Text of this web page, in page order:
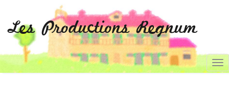
Les Productions Regnum
T